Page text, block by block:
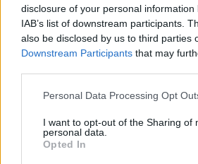
disclosure of your personal
IAB’s list of downstream participants.
also be disclosed by us to third parties
Downstream Participants that may
Personal Data Processing Opt
I want to opt-out of the Sharing of
personal data.
Opted In
Portalegre lidera vendas rápidas de
Portalegre foi o distrito do Alentejo com
casas que saíram do...